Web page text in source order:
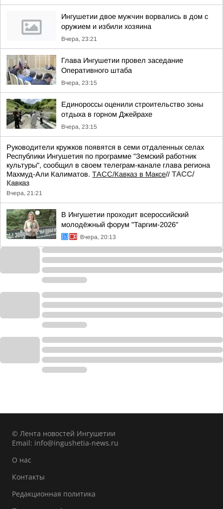
Ингушетии двое мужчин ворвались в дом с
оружием и избили хозяина
Вчера, 23:21
Глава Ингушетии провел заседание
Оперативного штаба
Вчера, 23:15
Единороссы оценили строительство зоны
отдыха в горном Джейрахе
Вчера, 23:15
Руководители кружков появятся в семи отдаленных селах
Республики Ингушетия по программе "Земский работник
культуры", сообщил в своем телеграм-канале глава региона
Махмуд-Али Калиматов. ТАСС/Кавказ в Максе// ТАСС/
Кавказ
Вчера, 21:21
В Ингушетии проходит всероссийский
молодёжный форум "Таргим-2026"
Вчера, 20:13
© Лента новостей Ингушетии
Email: info@ingushetia-news.ru
О нас
Контакты
Редакционная политика